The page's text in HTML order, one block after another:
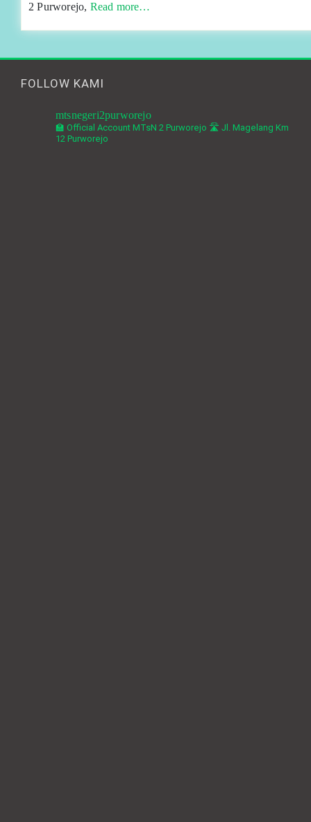
2 Purworejo, Read more…
FOLLOW KAMI
mtsnegeri2purworejo
🏫 Official Account MTsN 2 Purworejo 🛣️ Jl. Magelang Km
12 Purworejo